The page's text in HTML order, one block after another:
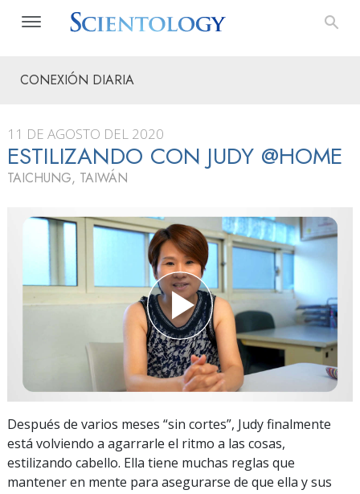
CONEXIÓN DIARIA
11 DE AGOSTO DEL 2020
ESTILIZANDO CON JUDY @HOME
TAICHUNG, TAIWÁN
Después de varios meses “sin cortes”, Judy finalmente
está volviendo a agarrarle el ritmo a las cosas,
estilizando cabello. Ella tiene muchas reglas que
mantener en mente para asegurarse de que ella y sus